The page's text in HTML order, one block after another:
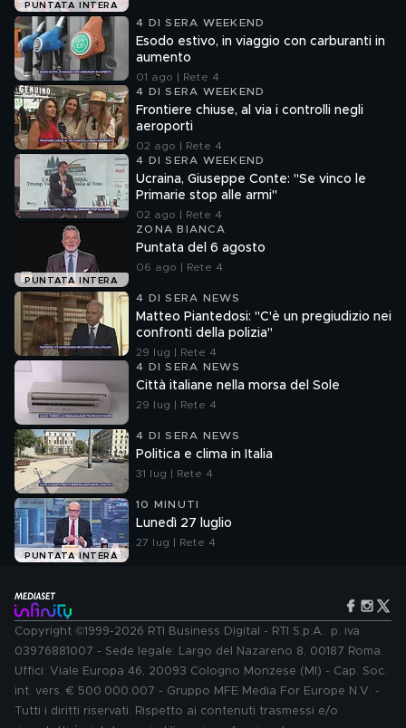
PUNTATA INTERA
4 DI SERA WEEKEND
Esodo estivo, in viaggio con carburanti in
aumento
01 ago | Rete 4
4 DI SERA WEEKEND
Frontiere chiuse, al via i controlli negli
aeroporti
02 ago | Rete 4
4 DI SERA WEEKEND
Ucraina, Giuseppe Conte: "Se vinco le
Primarie stop alle armi"
02 ago | Rete 4
PUNTATA INTERA
ZONA BIANCA
Puntata del 6 agosto
06 ago | Rete 4
4 DI SERA NEWS
Matteo Piantedosi: "C'è un pregiudizio nei
confronti della polizia"
29 lug | Rete 4
4 DI SERA NEWS
Città italiane nella morsa del Sole
29 lug | Rete 4
4 DI SERA NEWS
Politica e clima in Italia
31 lug | Rete 4
PUNTATA INTERA
10 MINUTI
Lunedì 27 luglio
27 lug | Rete 4
Copyright ©1999-2026 RTI Business Digital - RTI S.p.A.: p. iva
03976881007 - Sede legale: Largo del Nazareno 8, 00187 Roma.
Uffici: Viale Europa 46, 20093 Cologno Monzese (MI) - Cap. Soc.
int. vers. € 500.000.007 - Gruppo MFE Media For Europe N.V. -
Tutti i diritti riservati. Rispetto ai contenuti trasmessi e/o